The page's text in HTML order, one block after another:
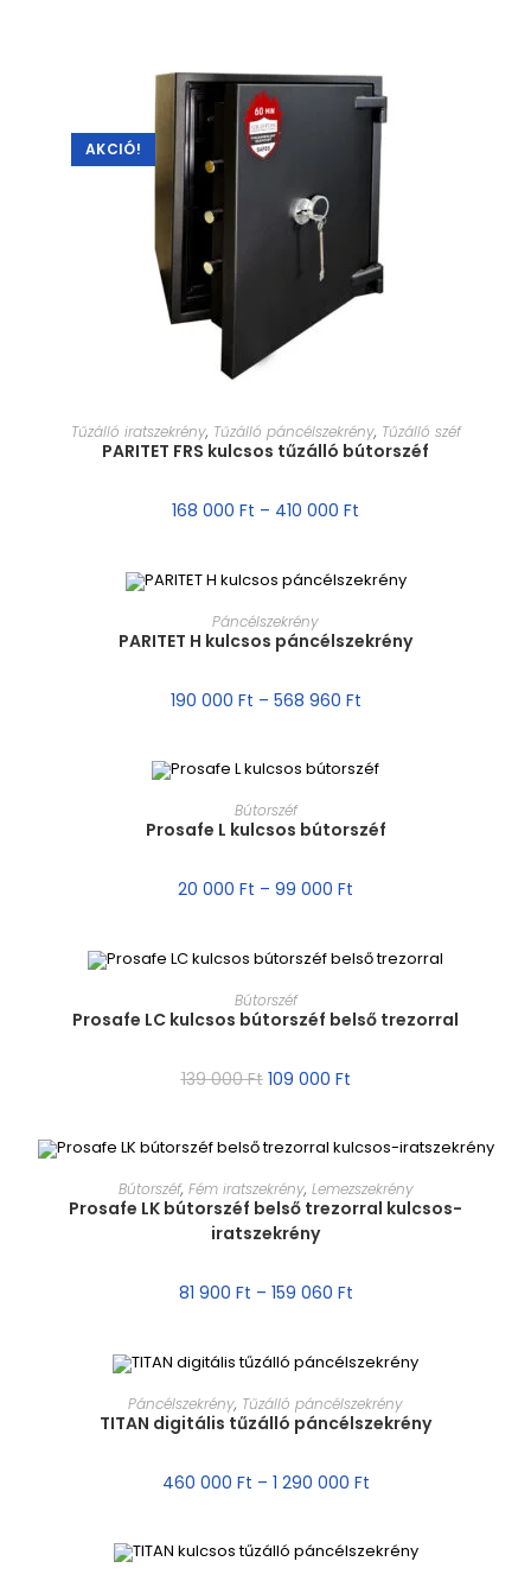
AKCIÓ!
MÉRET VÁLASZTÁSA
Tűzálló iratszekrény, Tűzálló páncélszekrény, Tűzálló széf
PARITET FRS kulcsos tűzálló bútorszéf
168 000 Ft – 410 000 Ft
MÉRET VÁLASZTÁSA
Páncélszekrény
PARITET H kulcsos páncélszekrény
190 000 Ft – 568 960 Ft
MÉRET VÁLASZTÁSA
Bútorszéf
Prosafe L kulcsos bútorszéf
20 000 Ft – 99 000 Ft
MÉRET VÁLASZTÁSA
Bútorszéf
Prosafe LC kulcsos bútorszéf belső trezorral
139 000Ft 109 000 Ft
MÉRET VÁLASZTÁSA
Bútorszéf, Fém iratszekrény, Lemezszekrény
Prosafe LK bútorszéf belső trezorral kulcsos-
iratszekrény
81 900 Ft – 159 060 Ft
MÉRET VÁLASZTÁSA
Páncélszekrény, Tűzálló páncélszekrény
TITAN digitális tűzálló páncélszekrény
460 000 Ft – 1 290 000 Ft